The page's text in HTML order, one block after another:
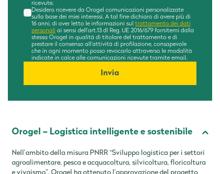
ricevute.
Desidero ricevere da Orogel comunicazioni personalizzate
sulla base dei miei interessi. A tal fine dichiaro di avere più di
16 anni, di aver letto le informazioni sul trattamento dei dati
personali ai sensi dell’art.13 dl Reg. UE 2016/679 fornitemi dalla
stessa Orogel in qualità di titolare del trattamento e di
prestare il consenso all’attività di profilazione, consapevole
che in ogni momento posso revocarlo attraverso le modalità
indicate in calce alle comunicazioni ricevute tramite email.
Invia
Orogel – Logistica intelligente e sostenibile
Nell’ambito della misura PNRR “Sviluppo logistica per i settori
agroalimentare, pesca e acquacoltura, silvicoltura, floricoltura